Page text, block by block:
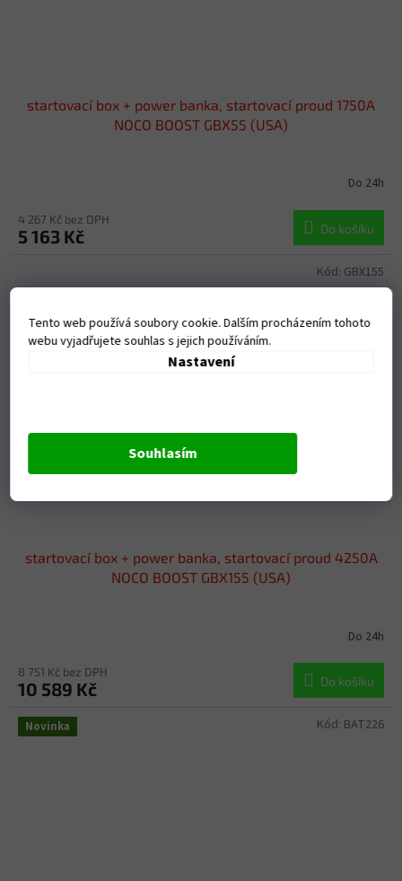
Tento web používá soubory cookie. Dalším procházením tohoto
webu vyjadřujete souhlas s jejich používáním.
Nastavení
Souhlasím
startovací box + power banka, startovací proud 1750A
NOCO BOOST GBX55 (USA)
Do 24h
4 267 Kč bez DPH
5 163 Kč Do košíku
startovací box + power banka, startovací proud 4250A
NOCO BOOST GBX155 (USA)
Do 24h
8 751 Kč bez DPH
10 589 Kč Do košíku
Kód: GBX155
Novinka Kód: BAT226